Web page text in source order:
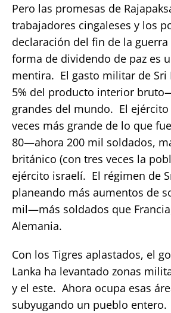
Pero las promesas de
trabajadores cingaleses y los
declaración del fin de la
forma de dividendo de paz es
mentira. El gasto militar de Sri
5% del producto interior
grandes del mundo. El
veces más grande de lo que
80—ahora 200 mil soldados,
británico (con tres veces la
ejército israelí. El régimen de
planeando más aumentos de
mil—más soldados que
Alemania.
Con los Tigres aplastados, el
Lanka ha levantado zonas
y el este. Ahora ocupa esas
subyugando un pueblo